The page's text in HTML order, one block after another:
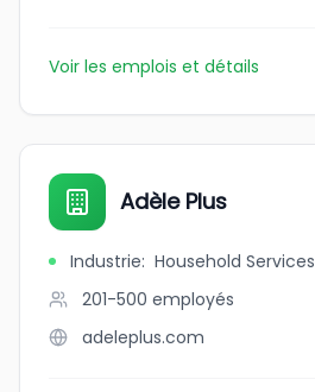
Voir les emplois et détails
Adèle Plus
Industrie: Household Services
201-500 employés
adeleplus.com